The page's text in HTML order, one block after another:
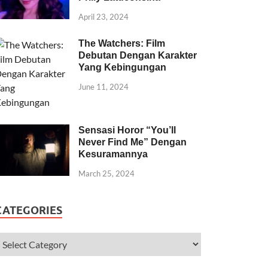
April 23, 2024
The Watchers: Film
Debutan Dengan Karakter
Yang Kebingungan
June 11, 2024
Sensasi Horor “You’ll
Never Find Me” Dengan
Kesuramannya
March 25, 2024